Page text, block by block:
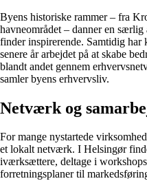
Byens historiske rammer – fra
havneområdet – danner en
finder inspirerende. Samtidig
senere år arbejdet på at skabe
blandt andet gennem
samler byens erhvervsliv.
Netværk og
For mange nystartede
et lokalt netværk. I Helsingør
iværksættere, deltage i
forretningsplaner til